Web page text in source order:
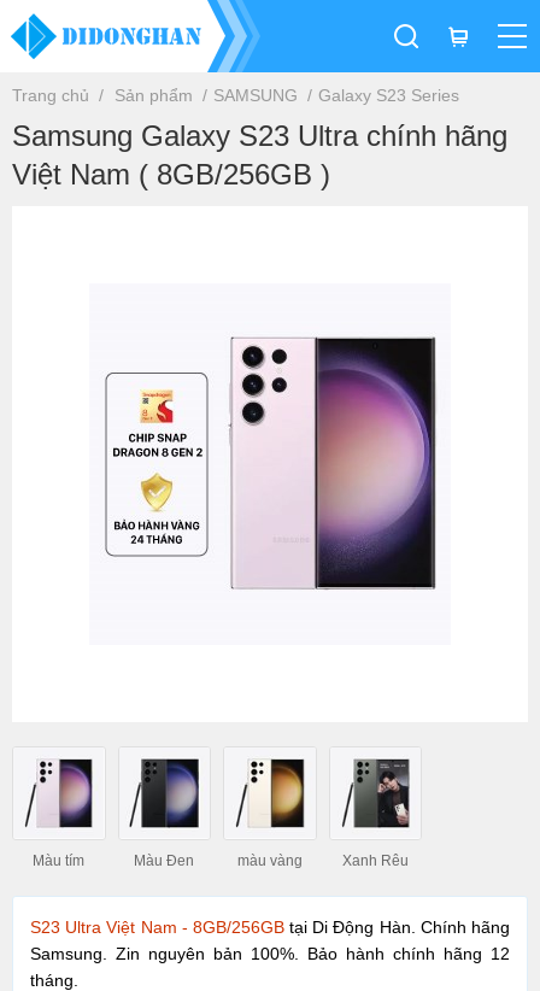
Trang chủ Sản phẩm SAMSUNG Galaxy S23 Series
Samsung Galaxy S23 Ultra chính hãng
Việt Nam ( 8GB/256GB )
Màu tím Màu Đen màu vàng Xanh Rêu
S23 Ultra Việt Nam - 8GB/256GBtại Di Động Hàn. Chính hãng
Samsung. Zin nguyên bản 100%. Bảo hành chính hãng 12
tháng.